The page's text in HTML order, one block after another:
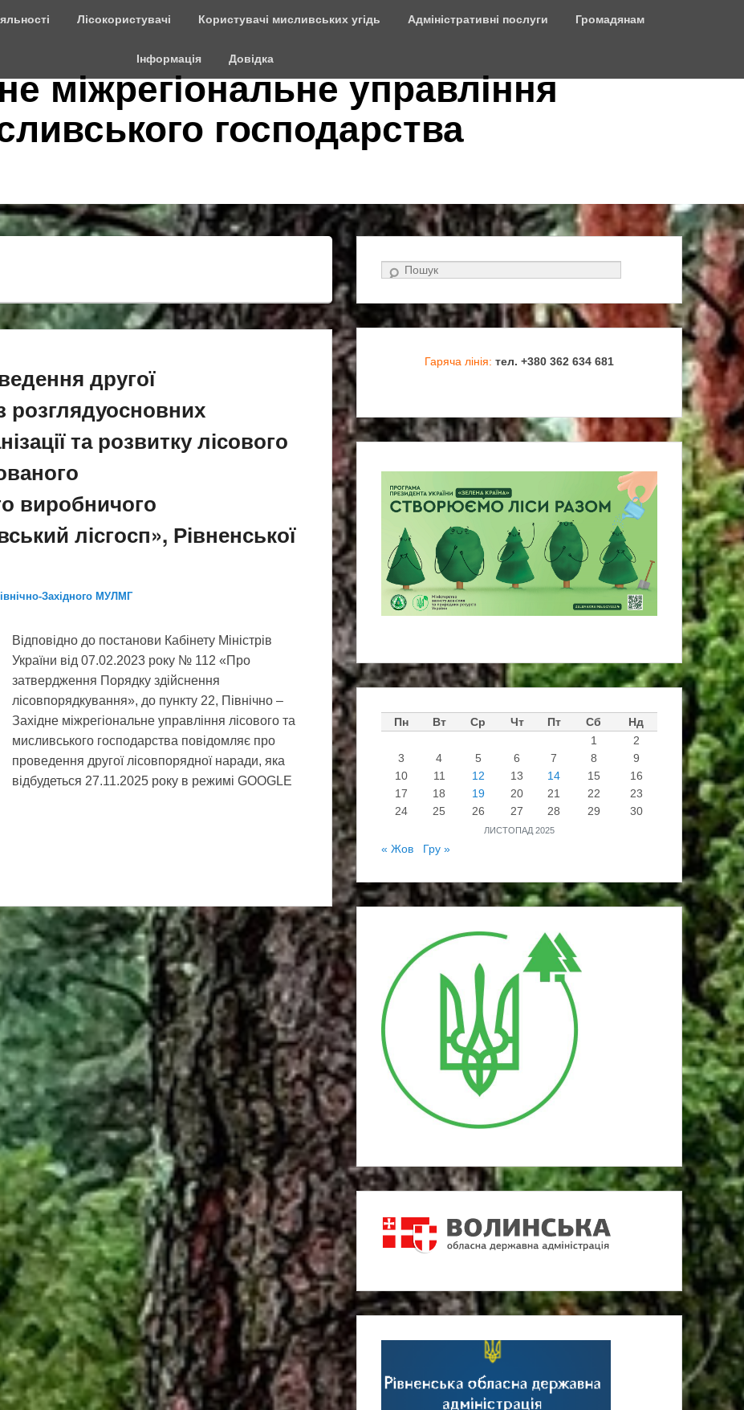
Лісокористувачі Користувачі мисливських угідь Адміністративні послуги Громадянам
Інформація Довідка
міжрегіональне управління
господарства
другої
розглядуосновних
та розвитку лісового
виробничого
лісгосп», Рівненської
Західного МУЛМГ
Відповідно до постанови Кабінету Міністрів
України від 07.02.2023 року № 112 «Про
затвердження Порядку здійснення
лісовпорядкування», до пункту 22, Північно –
Західне міжрегіональне управління лісового та
мисливського господарства повідомляє про
проведення другої лісовпорядної наради, яка
відбудеться 27.11.2025 року в режимі GOOGLE
Search
Гаряча лінія: тел. +380 362 634 681
ЛИСТОПАД 2025
Пн Вт Ср Чт Пт Сб
Нд
1
2
3
4 5 6 7 8
9
10
11 12 13 14 15
16
17
18 19 20 21 22
23
24
25 26 27 28 29 30
« Жов Гру »